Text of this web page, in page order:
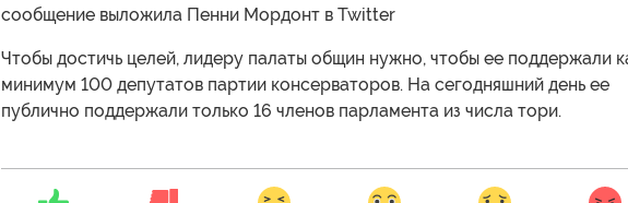
сообщение выложила Пенни Мордонт в Twitter
Чтобы достичь целей, лидеру палаты общин нужно, чтобы ее поддержали
минимум 100 депутатов партии консерваторов. На сегодняшний день ее
публично поддержали только 16 членов парламента из числа тори.